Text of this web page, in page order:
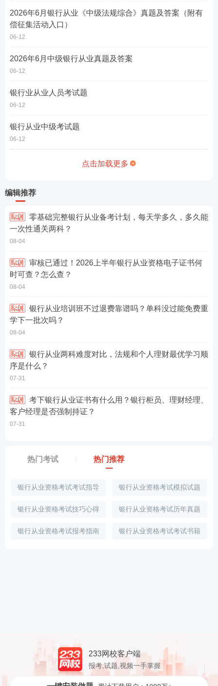
2026年6月银行从业《中级法规综合》真题及答案（附有
偿征集活动入口）
06-12
2026年6月中级银行从业真题及答案
06-12
银行业从业人员考试题
06-12
银行从业中级考试题
06-12
点击加载更多
编辑推荐
一次性通关两科？
08-04
时可查？怎么查？
08-04
学下一批次吗？
08-04
序是什么？
07-31
客户经理是否强制持证？
07-31
热门考试 热门推荐
银行从业资格考试考试指导 银行从业资格考试模拟试题
银行从业资格考试技巧心得 银行从业资格考试历年真题
银行从业资格考试报考指南 银行从业资格考试考试书籍
233网校客户端
报考,试题,视频一手掌握